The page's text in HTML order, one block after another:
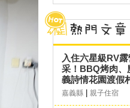
入住六星級RV
采！BBQ烤肉
義詩情花園渡假
嘉義縣 親子住宿